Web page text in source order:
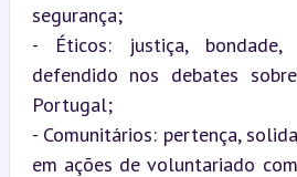
segurança;
- Éticos: justiça, bondade,
defendido nos debates
Portugal;
- Comunitários: pertença,
em ações de voluntariado